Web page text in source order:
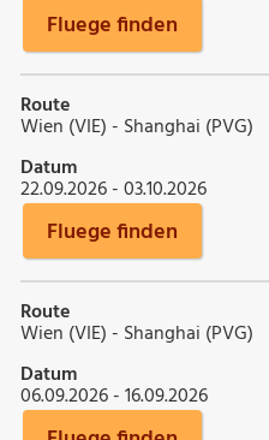
Fluege finden
Route
Wien (VIE) - Shanghai (PVG)
Datum
22.09.2026 - 03.10.2026
Fluege finden
Route
Wien (VIE) - Shanghai (PVG)
Datum
06.09.2026 - 16.09.2026